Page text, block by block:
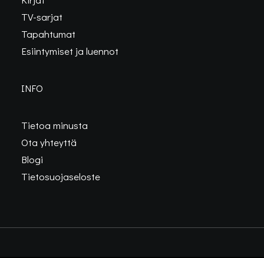
TV-sarjat
Tapahtumat
Esiintymiset ja luennot
INFO
Tietoa minusta
Ota yhteyttä
Blogi
Tietosuojaseloste